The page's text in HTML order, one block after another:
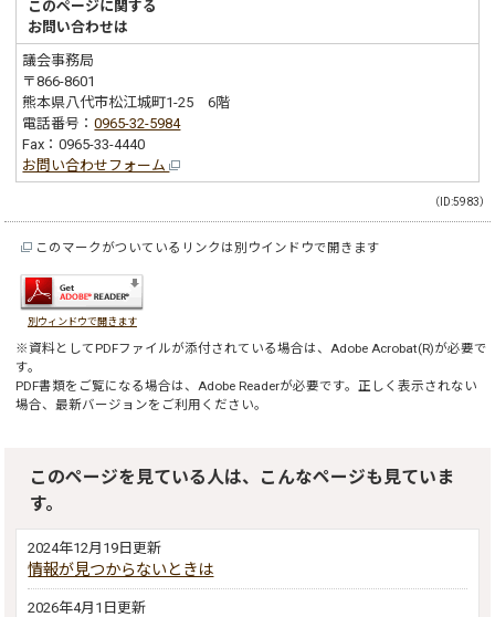
このページに関する
お問い合わせは
議会事務局
〒866-8601
熊本県八代市松江城町1-25 6階
電話番号：0965-32-5984
Fax：0965-33-4440
お問い合わせフォーム
（ID:5983）
このマークがついているリンクは別ウインドウで開きます
別ウィンドウで開きます
※資料としてPDFファイルが添付されている場合は、 Adobe Acrobat(R)が必要で
す。
PDF書類をご覧になる場合は、 Adobe Readerが必要です。正しく表示されない
場合、最新バージョンをご利用ください。
このページを見ている人は、こんなページも見ていま
す。
2024年12月19日更新
情報が見つからないときは
2026年4月1日更新